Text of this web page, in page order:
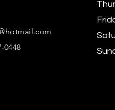
0448